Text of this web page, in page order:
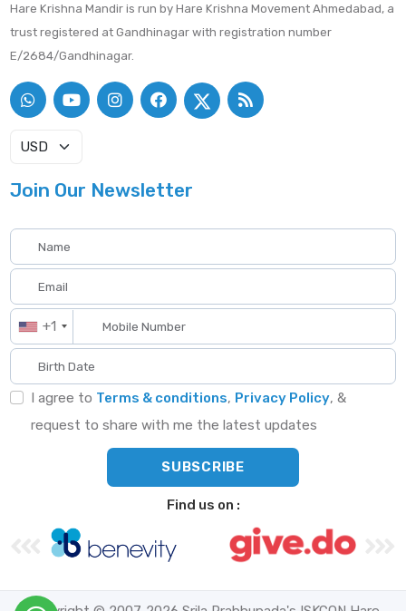
Hare Krishna Mandir is run by Hare Krishna Movement Ahmedabad, a
trust registered at Gandhinagar with registration number
E/2684/Gandhinagar.
Join Our Newsletter
+1
I agree to Terms & conditions, Privacy Policy, &
request to share with me the latest updates
Find us on :